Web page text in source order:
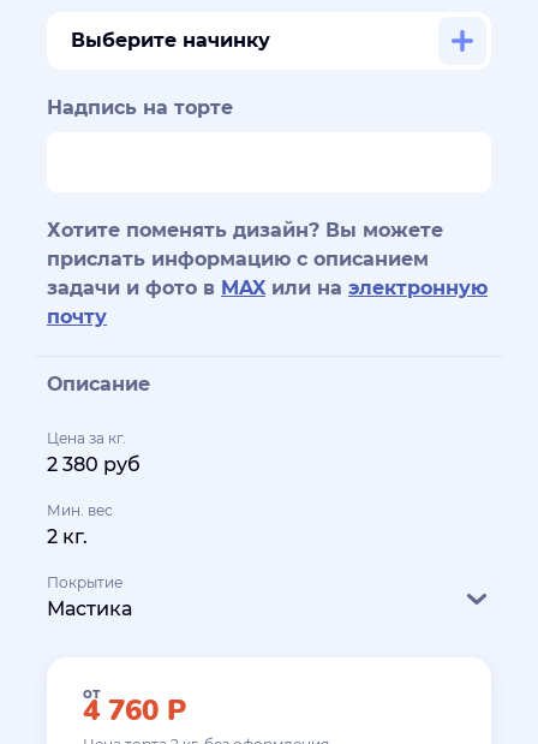
Выберите начинку
Надпись на торте
Хотите поменять дизайн? Вы можете
прислать информацию с описанием
задачи и фото в MAX или на электронную
почту
Описание
Цена за кг.
2 380 руб
Мин. вес
2 кг.
Покрытие
Мастика
от
4 760 Р